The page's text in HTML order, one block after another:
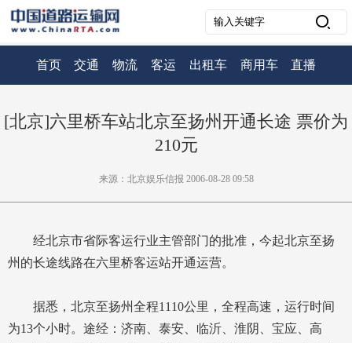
首页 交通 物流 客运 出租车 商用车 直播
[北京]六里桥车站北京至扬州开通长途 票价为
210元
来源：北京娱乐信报 2006-08-28 09:58
经北京市省际客运行业主管部门的批准，今起北京至扬
州的长途线路在六里桥客运站开通运营。
据悉，北京至扬州全程1110公里，全程高速，运行时间
为13个小时。途经：济南、泰安、临沂、淮阴、宝应、高